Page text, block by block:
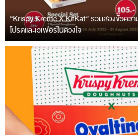
“Krispy Kreme X KitKat” รวมสองขั้วคว
โปรดและเวเฟอร์ในดวงใจ